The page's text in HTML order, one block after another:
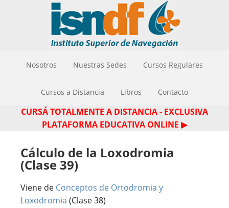
Nosotros Nuestras Sedes Cursos Regulares
Cursos a Distancia Libros Contacto
CURSÁ TOTALMENTE A DISTANCIA - EXCLUSIVA
PLATAFORMA EDUCATIVA ONLINE ▶
Cálculo de la Loxodromia
(Clase 39)
Viene de Conceptos de Ortodromia y
Loxodromia (Clase 38)